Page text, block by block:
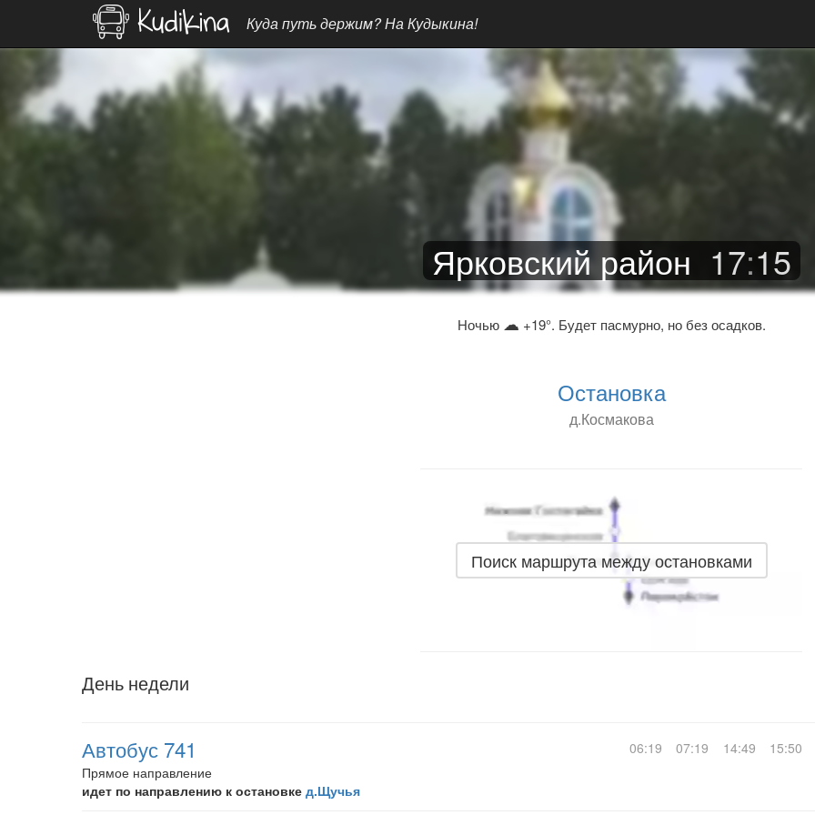
Куда путь держим? На Кудыкина!
Ярковский район 17:15
Ночью ☁ +19°. Будет пасмурно, но без осадков.
Остановка
д.Космакова
Поиск маршрута между остановками
День недели
Автобус 741
Прямое направление
идет по направлению к остановке д.Щучья
06:19 07:19 14:49 15:50